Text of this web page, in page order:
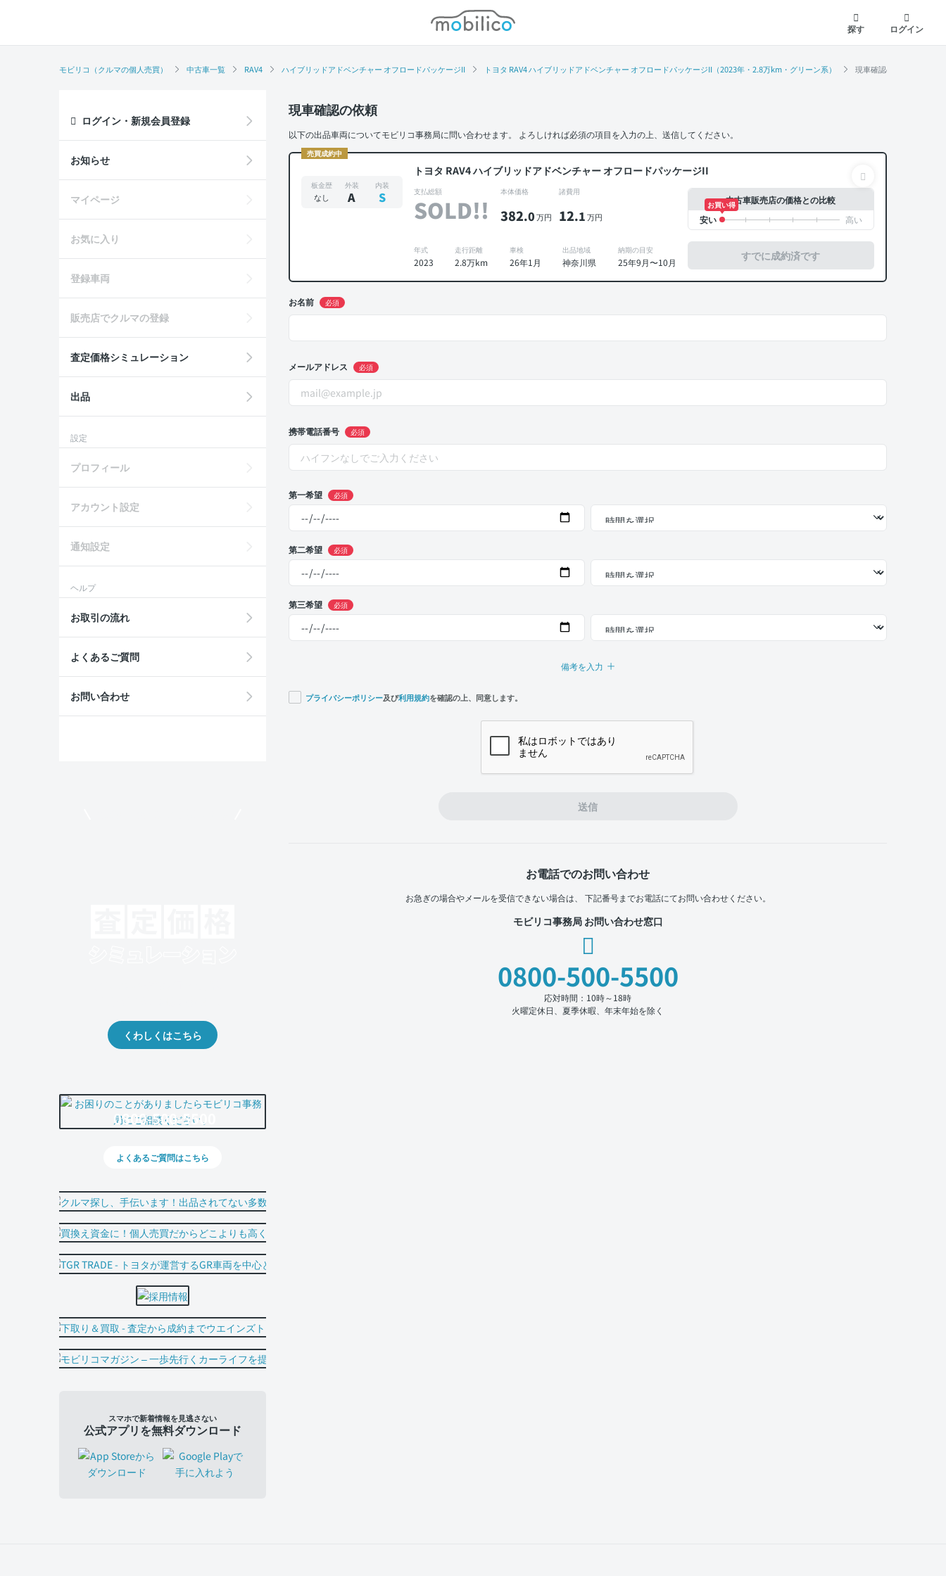
モビリコ
探す
ログイン
モビリコ（クルマの個人売買） 中古車一覧 RAV4 ハイブリッドアドベンチャー オフロードパッケージII トヨタ RAV4 ハイブリッドアドベンチャー オフロードパッケージII（2023年・2.8万km・グリーン系） 現車確認の依頼
現車確認の依頼
以下の出品車両についてモビリコ事務局に問い合わせます。 よろしければ必須の項目を入力の上、送信してください。
売買成約中
トヨタ RAV4 ハイブリッドアドベンチャー オフロードパッケージII
板金歴
なし
外装
A
内装
S 支払総額
SOLD!!
本体価格
382.0万円
諸費用
12.1万円
年式
2023
走行距離
2.8万km
車検
26年1月
出品地域
神奈川県
納期の目安
25年9月〜10月
中古車販売店の価格との比較
お買い得
すでに成約済です
お名前 必須
メールアドレス 必須
携帯電話番号 必須
第一希望 必須
第二希望 必須
第三希望 必須
備考を入力
プライバシーポリシー及び利用規約を確認の上、同意します。
送信
お電話でのお問い合わせ
お急ぎの場合やメールを受信できない場合は、 下記番号までお電話にてお問い合わせください。
モビリコ事務局 お問い合わせ窓口
0800-500-5500
応対時間：10時～18時
火曜定休日、夏季休暇、年末年始を除く
ログイン・新規会員登録
お知らせ
マイページ
お気に入り
登録車両
販売店でクルマの登録
査定価格シミュレーション
出品
設定
プロフィール
アカウント設定
通知設定
ヘルプ
お取引の流れ
よくあるご質問
お問い合わせ
くわしくはこちら
0800-500-5500
よくあるご質問はこちら
スマホで新着情報を見逃さない
公式アプリを無料ダウンロード